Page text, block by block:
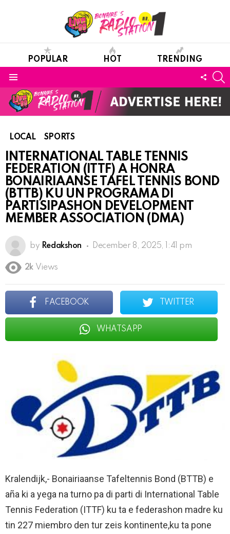
POPULAR HOT TRENDING
LOCAL SPORTS
INTERNATIONAL TABLE TENNIS
FEDERATION (ITTF) A HONRA
BONAIRIAANSE TAFEL TENNIS BOND
(BTTB) KU UN PROGRAMA DI
PARTISIPASHON DEVELOPMENT
MEMBER ASSOCIATION (DMA)
by Redakshon December 8, 2025, 1:41 pm
2k Views
FACEBOOK TWITTER
WHATSAPP
Kralendijk,- Bonairiaanse Tafeltennis Bond (BTTB) e
aña ki a yega na turno pa di parti di International Table
Tennis Federation (ITTF) ku ta e federashon madre ku
tin 227 miembro den tur zeis kontinente,ku ta pone